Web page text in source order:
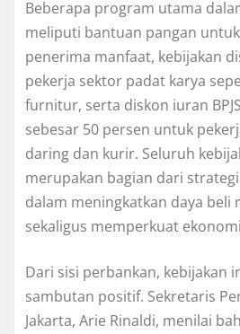
Beberapa program utama
meliputi bantuan pangan
penerima manfaat, kebijakan
pekerja sektor padat karya
furnitur, serta diskon iuran
sebesar 50 persen untuk
daring dan kurir. Seluruh
merupakan bagian dari
dalam meningkatkan daya beli
sekaligus memperkuat
Dari sisi perbankan, kebijakan
sambutan positif. Sekretaris
Jakarta, Arie Rinaldi, menilai